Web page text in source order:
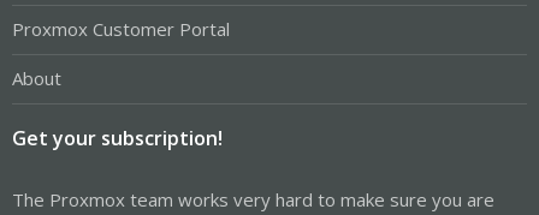
Proxmox Customer Portal
About
Get your subscription!
The Proxmox team works very hard to make sure you are